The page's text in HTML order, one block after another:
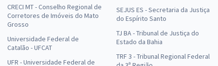
CRECI MT - Conselho Regional de
Corretores de Imóveis do Mato
Grosso
Universidade Federal de
Catalão - UFCAT
UFR - Universidade Federal de
SEJUS ES - Secretaria da Justiça
do Espírito Santo
TJ BA - Tribunal de Justiça do
Estado da Bahia
TRF 3 - Tribunal Regional Federal